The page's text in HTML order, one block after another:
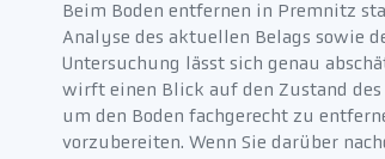
Beim Boden entfernen in Premnitz
Analyse des aktuellen Belags sowie
Untersuchung lässt sich genau
wirft einen Blick auf den Zustand
um den Boden fachgerecht zu
vorzubereiten. Wenn Sie darüber